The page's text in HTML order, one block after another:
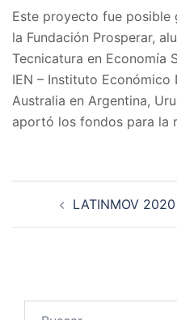
Este proyecto fue posible
la Fundación Prosperar,
Tecnicatura en Economía
IEN – Instituto
Australia en Argentina,
aportó los fondos para la
LATINMOV